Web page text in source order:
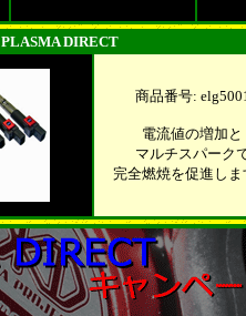
PLASMA DIRECT
商品番号:
電流値の増加と
マルチスパーク
完全燃焼を促進しま